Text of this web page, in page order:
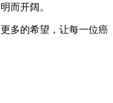
而开阔。
多的希望，让每一位癌